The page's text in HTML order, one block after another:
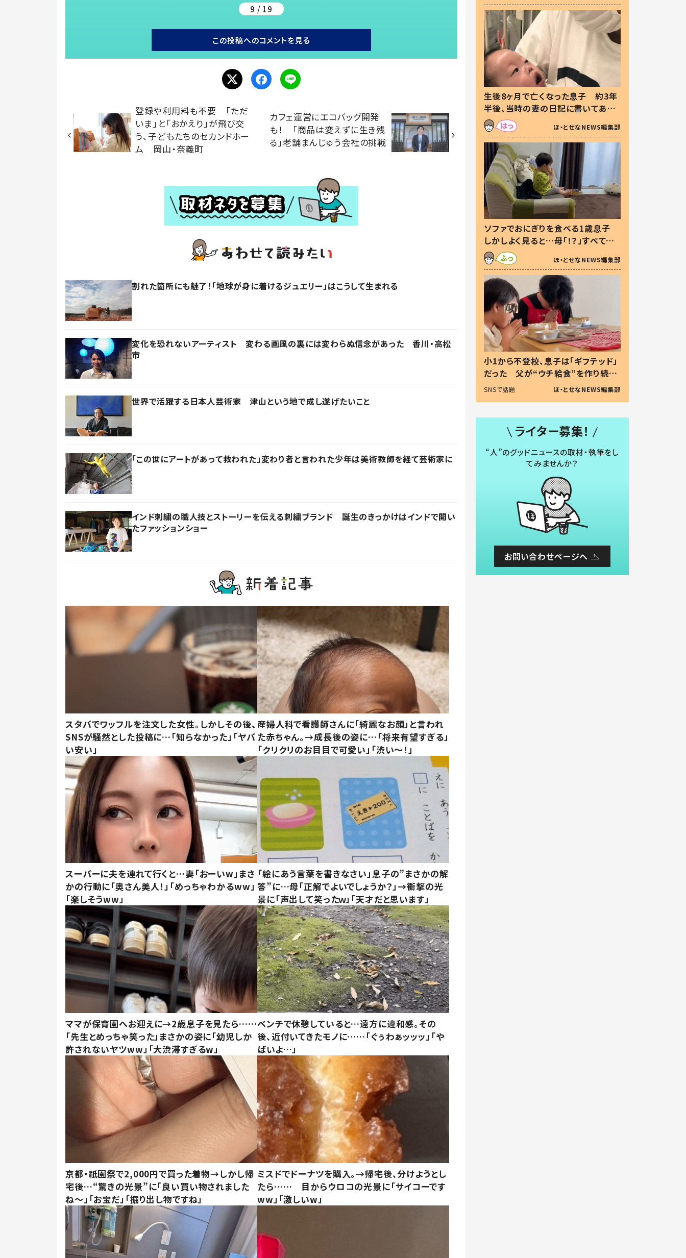
9 / 19
この投稿へのコメントを見る
登録や利用料も不要 「ただ
いま」と「おかえり」が飛び交
う、子どもたちのセカンドホー
ム 岡山・奈義町
カフェ運営にエコバッグ開発
も！ 「商品は変えずに生き残
る」老舗まんじゅう会社の挑戦
割れた箇所にも魅了！「地球が身に着けるジュエリー」はこうして生まれる
変化を恐れないアーティスト 変わる画風の裏には変わらぬ信念があった 香川・高松
市
世界で活躍する日本人芸術家 津山という地で成し遂げたいこと
「この世にアートがあって救われた」変わり者と言われた少年は美術教師を経て芸術家に
インド刺繍の職人技とストーリーを伝える刺繍ブランド 誕生のきっかけはインドで開い
たファッションショー
スタバでワッフルを注文した女性。しかしその後、
SNSが騒然とした投稿に…「知らなかった」「ヤバ
い安い」
産婦人科で看護師さんに「綺麗なお顔」と言われ
た赤ちゃん。→成長後の姿に…「将来有望すぎる」
「クリクリのお目目で可愛い」「渋い～！」
スーパーに夫を連れて行くと…妻「おーいw」まさ
かの行動に「奥さん美人！」「めっちゃわかるww」
「楽しそうww」
「絵にあう言葉を書きなさい」息子の”まさかの解
答”に…母「正解でよいでしょうか？」→衝撃の光
景に「声出して笑ったｗ」「天才だと思います」
ママが保育園へお迎えに→2歳息子を見たら……
「先生とめっちゃ笑った」まさかの姿に「幼児しか
許されないヤツww」「大渋滞すぎるw」
ベンチで休憩していると…遠方に違和感。その
後、近付いてきたモノに……「ぐぅわぁッッッ」「や
ばいよ…」
京都・祇園祭で2,000円で買った着物→しかし帰
宅後…“驚きの光景”に「良い買い物されました
ね～」「お宝だ」「掘り出し物ですね」
ミスドでドーナツを購入。→帰宅後、分けようとし
たら…… 目からウロコの光景に「サイコーです
ww」「激しいw」
生後8ヶ月で亡くなった息子 約3年
半後、当時の妻の日記に書いてあっ
た本音とは
ほ・とせなNEWS編集部
ソファでおにぎりを食べる1歳息子
しかしよく見ると…母「！？」すべてを
察した母の投稿に「可愛いから許
す！」「現行犯〜」
ほ・とせなNEWS編集部
小1から不登校、息子は「ギフテッド」
だった 父が“ウチ給食”を作り続け
る理由とは #令和の親 #令和の子
SNSで話題 ほ・とせなNEWS編集部
ライター募集！
“人”のグッドニュースの取材・執筆をし
てみませんか？
お問い合わせページへ